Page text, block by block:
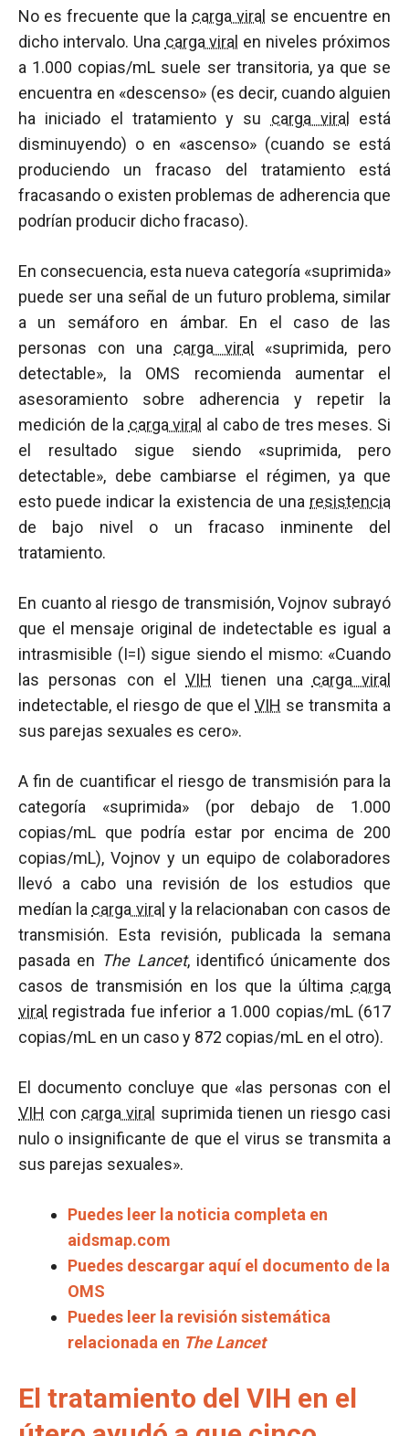
No es frecuente que la carga viral se encuentre en
dicho intervalo. Una carga viral en niveles próximos
a 1.000 copias/mL suele ser transitoria, ya que se
encuentra en «descenso» (es decir, cuando alguien
ha iniciado el tratamiento y su carga viral
está
disminuyendo) o en «ascenso» (cuando se está
produciendo un fracaso del tratamiento está
fracasando o existen problemas de adherencia que
podrían producir dicho fracaso).
En consecuencia, esta nueva categoría «suprimida»
puede ser una señal de un futuro problema, similar
a un semáforo en ámbar. En el caso de las
personas con una carga viral
«suprimida, pero
detectable», la OMS recomienda aumentar el
asesoramiento sobre adherencia y repetir la
medición de la carga viral al cabo de tres meses. Si
el resultado sigue siendo «suprimida, pero
detectable», debe cambiarse el régimen, ya que
esto puede indicar la existencia de una resistencia
de bajo nivel o un fracaso inminente del
tratamiento.
En cuanto al riesgo de transmisión, Vojnov subrayó
que el mensaje original de indetectable es igual a
intrasmisible (I=I) sigue siendo el mismo: «Cuando
las personas con el VIH tienen una carga viral
indetectable, el riesgo de que elVIH se transmita a
sus parejas sexuales es cero».
A fin de cuantificar el riesgo de transmisión para la
categoría «suprimida» (por debajo de 1.000
copias/mL que podría estar por encima de 200
copias/mL), Vojnov y un equipo de colaboradores
llevó a cabo una revisión de los estudios que
medían la carga viral y la relacionaban con casos de
transmisión. Esta revisión, publicada la semana
pasada en The Lancet, identificó únicamente dos
casos de transmisión en los que la última carga
viral registrada fue inferior a 1.000 copias/mL (617
copias/mL en un caso y 872 copias/mL en el otro).
El documento concluye que «las personas con el
VIH con carga viral suprimida tienen un riesgo casi
nulo o insignificante de que el virus se transmita a
sus parejas sexuales».
Puedes leer la noticia completa en
aidsmap.com
Puedes descargar aquí el documento de la
OMS
Puedes leer la revisión sistemática
relacionada en The Lancet
El tratamiento del VIH en el